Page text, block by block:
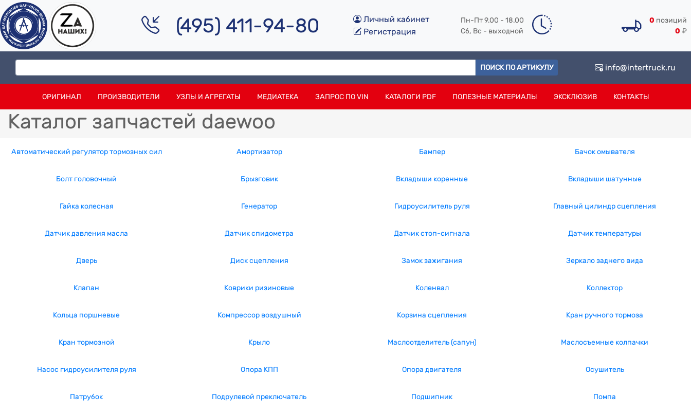
(495) 411-94-80
Личный кабинет
Регистрация
Пн-Пт 9.00 - 18.00
Сб, Вс - выходной
0 позиций
0 ₽
ПОИСК ПО АРТИКУЛУ info@intertruck.ru
ОРИГИНАЛ ПРОИЗВОДИТЕЛИ УЗЛЫ И АГРЕГАТЫ МЕДИАТЕКА ЗАПРОС ПО VIN КАТАЛОГИ PDF ПОЛЕЗНЫЕ МАТЕРИАЛЫ ЭКСКЛЮЗИВ КОНТАКТЫ
Каталог запчастей daewoo
Автоматический регулятор тормозных сил Амортизатор Бампер Бачок омывателя
Болт головочный Брызговик Вкладыши коренные Вкладыши шатунные
Гайка колесная Генератор Гидроусилитель руля Главный цилиндр сцепления
Датчик давления масла Датчик спидометра Датчик стоп-сигнала Датчик температуры
Дверь Диск сцепления Замок зажигания Зеркало заднего вида
Клапан Коврики ризиновые Коленвал Коллектор
Кольца поршневые Компрессор воздушный Корзина сцепления Кран ручного тормоза
Кран тормозной Крыло Маслоотделитель (сапун) Маслосъемные колпачки
Насос гидроусилителя руля Опора КПП Опора двигателя Осушитель
Патрубок Подрулевой преключатель Подшипник Помпа